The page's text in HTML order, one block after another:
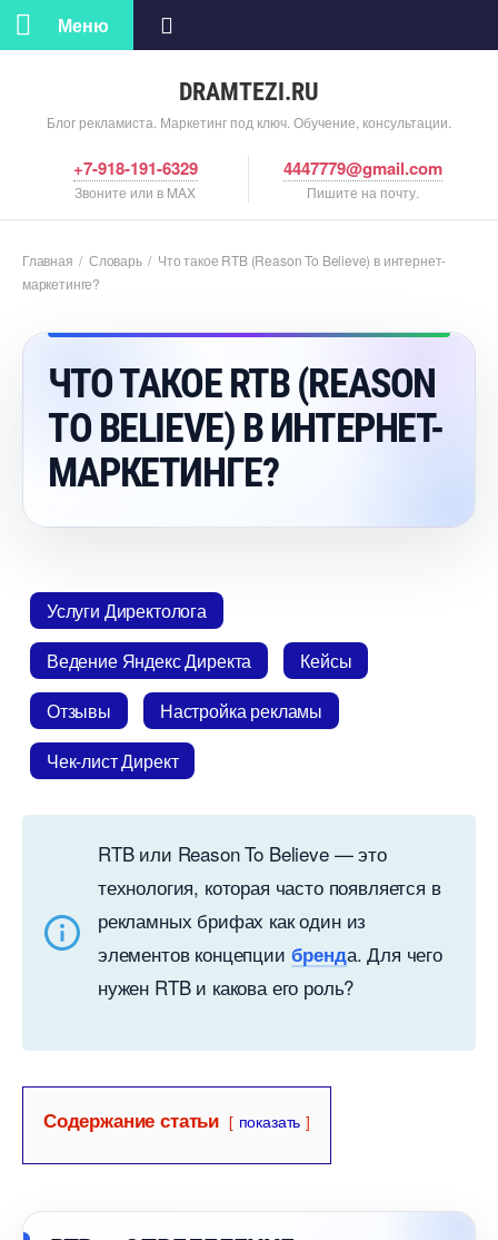
DRAMTEZI.RU
Блог рекламиста. Маркетинг под ключ. Обучение, консультации.
Меню
+7-918-191-6329
Звоните или в MAX
4447779@gmail.com
Пишите на почту.
Главная / Словарь/ Что такое RTB (Reason To Believe) в интернет-
маркетинге?
ЧТО ТАКОЕ RTB (REASON
TO BELIEVE) В ИНТЕРНЕТ-
МАРКЕТИНГЕ?
Услуги Директолога
едение Яндекс Директа
Кейсы
Отзывы
Настройка рекламы
Чек-лист Директ
RTB или Reason To Believe — это
технология, которая часто появляется
рекламных брифах как один из
элементов концепции ренда. Для чего
нужен RTB и какова его роль?
Содержание статьи показать